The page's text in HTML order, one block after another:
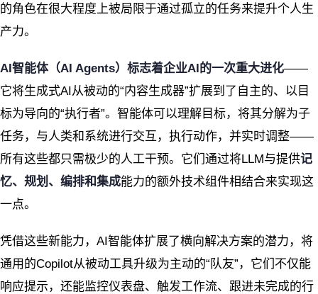
的角色在很大程度上被局限于通过孤立的任务来提升个人生
产力。
AI智能体（AI Agents）标志着企业AI的一次重大进化——
它将生成式AI从被动的“内容生成器”扩展到了自主的、以目
标为导向的“执行者”。智能体可以理解目标，将其分解为子
任务，与人类和系统进行交互，执行动作，并实时调整——
所有这些都只需极少的人工干预。它们通过将LLM与提供记
忆、规划、编排和集成能力的额外技术组件相结合来实现这
一点。
凭借这些新能力，AI智能体扩展了横向解决方案的潜力，将
通用的Copilot从被动工具升级为主动的“队友”，它们不仅能
响应提示，还能监控仪表盘、触发工作流、跟进未完成的行